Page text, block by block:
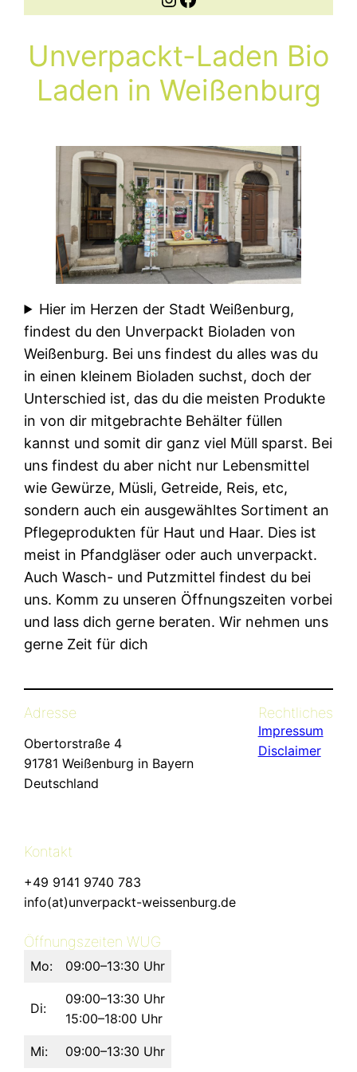
Unverpackt-Laden Bio
Laden in Weißenburg
Hier im Herzen der Stadt Weißenburg,
findest du den Unverpackt Bioladen von
Weißenburg. Bei uns findest du alles was du
in einen kleinem Bioladen suchst, doch der
Unterschied ist, das du die meisten Produkte
in von dir mitgebrachte Behälter füllen
kannst und somit dir ganz viel Müll sparst. Bei
uns findest du aber nicht nur Lebensmittel
wie Gewürze, Müsli, Getreide, Reis, etc,
sondern auch ein ausgewähltes Sortiment an
Pflegeprodukten für Haut und Haar. Dies ist
meist in Pfandgläser oder auch unverpackt.
Auch Wasch- und Putzmittel findest du bei
uns. Komm zu unseren Öffnungszeiten vorbei
und lass dich gerne beraten. Wir nehmen uns
gerne Zeit für dich
Adresse
Obertorstraße 4
91781 Weißenburg in Bayern
Deutschland
Kontakt
+49 9141 9740 783
info(at)unverpackt-weissenburg.de
Rechtliches
Impressum
Disclaimer
Öffnungszeiten WUG
Mo: 09:00–13:30 Uhr
Di:
09:00–13:30 Uhr
15:00–18:00 Uhr
Mi: 09:00–13:30 Uhr